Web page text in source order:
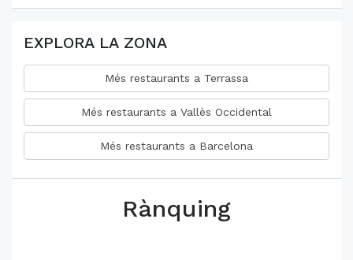
EXPLORA LA ZONA
Més restaurants a Terrassa
Més restaurants a Vallès Occidental
Més restaurants a Barcelona
Rànquing